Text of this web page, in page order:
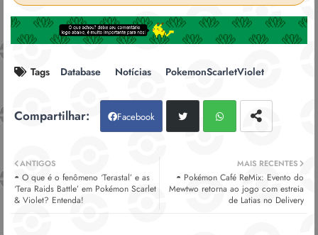
Tags Database Notícias PokemonScarletViolet
Facebook
er atsa
MAIS RECENTES
◓ Pokémon Café ReMix: Evento do
Mewtwo retorna ao jogo com estreia
de Latias no Delivery
ANTIGOS
◓ O que é o fenômeno ‘Terastal’ e as
‘Tera Raids Battle’ em Pokémon Scarlet
& Violet? Entenda!